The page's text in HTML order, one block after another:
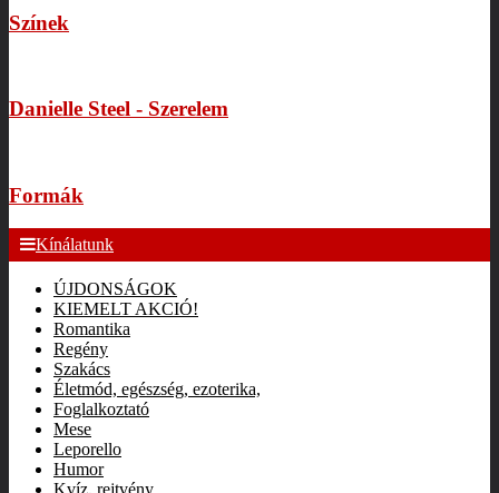
Színek
Danielle Steel - Szerelem
Formák
Kínálatunk
ÚJDONSÁGOK
KIEMELT AKCIÓ!
Romantika
Regény
Szakács
Életmód, egészség, ezoterika,
Foglalkoztató
Mese
Leporello
Humor